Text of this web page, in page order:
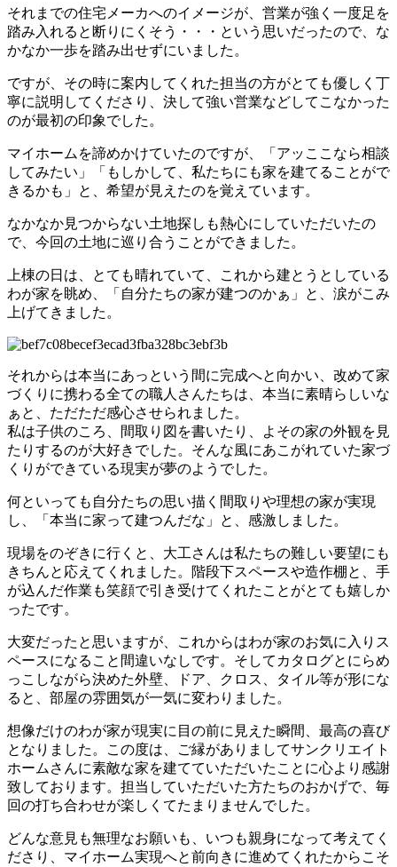
それまでの住宅メーカへのイメージが、営業が強く一度足を
踏み入れると断りにくそう・・・という思いだったので、な
かなか一歩を踏み出せずにいました。
ですが、その時に案内してくれた担当の方がとても優しく丁
寧に説明してくださり、決して強い営業などしてこなかった
のが最初の印象でした。
マイホームを諦めかけていたのですが、「アッここなら相談
してみたい」「もしかして、私たちにも家を建てることがで
きるかも」と、希望が見えたのを覚えています。
なかなか見つからない土地探しも熱心にしていただいたの
で、今回の土地に巡り合うことができました。
上棟の日は、とても晴れていて、これから建とうとしている
わが家を眺め、「自分たちの家が建つのかぁ」と、涙がこみ
上げてきました。
それからは本当にあっという間に完成へと向かい、改めて家
づくりに携わる全ての職人さんたちは、本当に素晴らしいな
ぁと、ただただ感心させられました。
私は子供のころ、間取り図を書いたり、よその家の外観を見
たりするのが大好きでした。そんな風にあこがれていた家づ
くりができている現実が夢のようでした。
何といっても自分たちの思い描く間取りや理想の家が実現
し、「本当に家って建つんだな」と、感激しました。
現場をのぞきに行くと、大工さんは私たちの難しい要望にも
きちんと応えてくれました。階段下スペースや造作棚と、手
が込んだ作業も笑顔で引き受けてくれたことがとても嬉しか
ったです。
大変だったと思いますが、これからはわが家のお気に入りス
ペースになること間違いなしです。そしてカタログとにらめ
っこしながら決めた外壁、ドア、クロス、タイル等が形にな
ると、部屋の雰囲気が一気に変わりました。
想像だけのわが家が現実に目の前に見えた瞬間、最高の喜び
となりました。この度は、ご縁がありましてサンクリエイト
ホームさんに素敵な家を建てていただいたことに心より感謝
致しております。担当していただいた方たちのおかげで、毎
回の打ち合わせが楽しくてたまりませんでした。
どんな意見も無理なお願いも、いつも親身になって考えてく
ださり、マイホーム実現へと前向きに進めてくれたからこそ